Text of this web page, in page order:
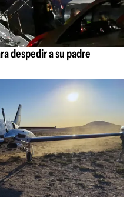
despedir a su padre